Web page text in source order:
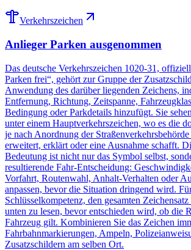
Verkehrszeichen
Anlieger Parken ausgenommen
Das deutsche Verkehrszeichen 1020-31,
Parken frei“, gehört zur Gruppe der
Anwendung des darüber liegenden Zeichens,
Entfernung, Richtung, Zeitspanne,
Bedingung oder Parkdetails hinzufügt. Sie
unter einem Hauptverkehrszeichen, wo es die
je nach Anordnung der
erweitert, erklärt oder eine Ausnahme schafft.
Bedeutung ist nicht nur das Symbol selbst,
resultierende Fahr-Entscheidung:
Vorfahrt, Routenwahl, Anhalt-Verhalten oder
anpassen, bevor die Situation dringend wird.
Schlüsselkompetenz, den gesamten
unten zu lesen, bevor entschieden wird, ob die
Fahrzeug gilt. Kombinieren Sie das Zeichen
Fahrbahnmarkierungen, Ampeln,
Zusatzschildern am selben Ort.